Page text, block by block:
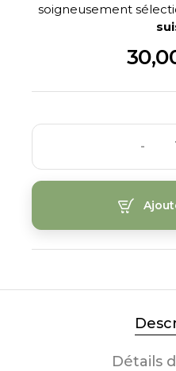
soigneusement
-
Détails